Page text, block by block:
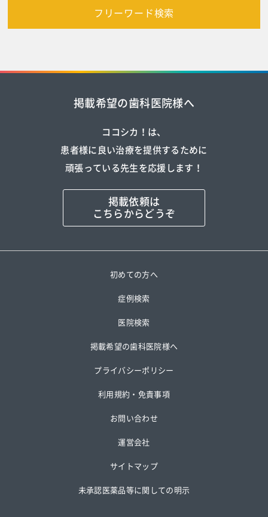
フリーワード検索
掲載希望の歯科医院様へ
ココシカ！は、
患者様に良い治療を提供するために
頑張っている先生を応援します！
掲載依頼は
こちらからどうぞ
初めての方へ
症例検索
医院検索
掲載希望の歯科医院様へ
プライバシーポリシー
利用規約・免責事項
お問い合わせ
運営会社
サイトマップ
未承認医薬品等に関しての明示